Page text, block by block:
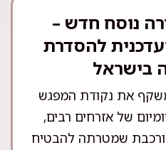
נוסח חדש –
להסדרת
בישראל
את נקודת המפגש
של אזרחים רבים,
שמטרתה להבטיח